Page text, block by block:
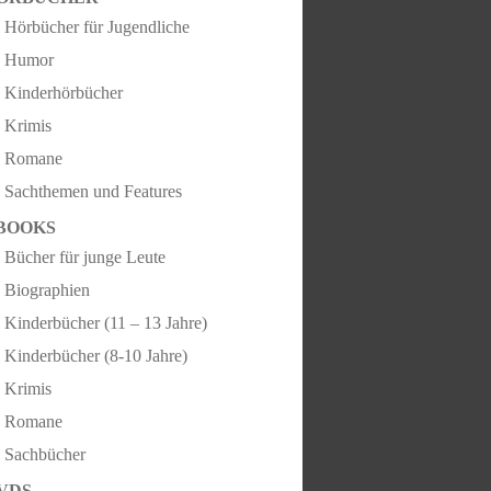
Hörbücher für Jugendliche
Humor
Kinderhörbücher
Krimis
Romane
Sachthemen und Features
Bücher für junge Leute
Biographien
Kinderbücher (11 – 13 Jahre)
Kinderbücher (8-10 Jahre)
Krimis
Romane
Sachbücher